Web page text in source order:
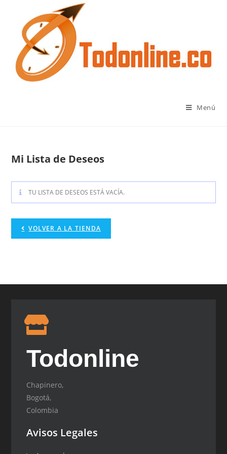
Menú
Mi Lista de Deseos
TU LISTA DE DESEOS ESTÁ VACÍA.
VOLVER A LA TIENDA
Todonline
Chapinero,
Bogotá,
Colombia
Avisos Legales